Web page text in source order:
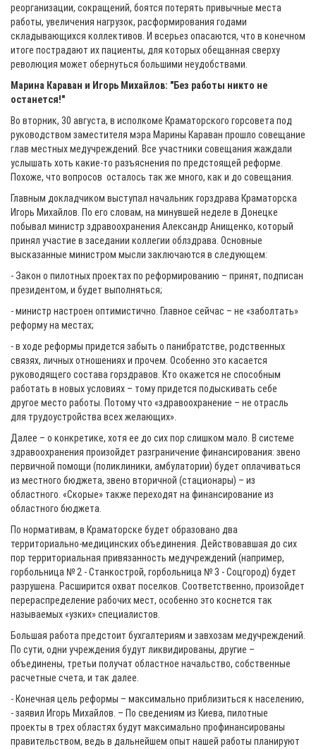
реорганизации, сокращений, боятся потерять привычные места
работы, увеличения нагрузок, расформирования годами
складывающихся коллективов. И всерьез опасаются, что в конечном
итоге пострадают их пациенты, для которых обещанная сверху
революция может обернуться большими неудобствами.
Марина Караван и Игорь Михайлов: "Без работы никто не
останется!"
Во вторник, 30 августа, в исполкоме Краматорского горсовета под
руководством заместителя мэра Марины Караван прошло совещание
глав местных медучреждений. Все участники совещания жаждали
услышать хоть какие-то разъяснения по предстоящей реформе.
Похоже, что вопросов осталось так же много, как и до совещания.
Главным докладчиком выступал начальник горздрава Краматорска
Игорь Михайлов. По его словам, на минувшей неделе в Донецке
побывал министр здравоохранения Александр Анищенко, который
принял участие в заседании коллегии облздрава. Основные
высказанные министром мысли заключаются в следующем:
- Закон о пилотных проектах по реформированию – принят, подписан
президентом, и будет выполняться;
- министр настроен оптимистично. Главное сейчас – не «заболтать»
реформу на местах;
- в ходе реформы придется забыть о панибратстве, родственных
связях, личных отношениях и прочем. Особенно это касается
руководящего состава горздравов. Кто окажется не способным
работать в новых условиях – тому придется подыскивать себе
другое место работы. Потому что «здравоохранение – не отрасль
для трудоустройства всех желающих».
Далее – о конкретике, хотя ее до сих пор слишком мало. В системе
здравоохранения произойдет разграничение финансирования: звено
первичной помощи (поликлиники, амбулатории) будет оплачиваться
из местного бюджета, звено вторичной (стационары) – из
областного. «Скорые» также переходят на финансирование из
областного бюджета.
По нормативам, в Краматорске будет образовано два
территориально-медицинских объединения. Действовавшая до сих
пор территориальная привязанность медучреждений (например,
горбольница № 2 - Станкострой, горбольница № 3 - Соцгород) будет
разрушена. Расширится охват поселков. Соответственно, произойдет
перераспределение рабочих мест, особенно это коснется так
называемых «узких» специалистов.
Большая работа предстоит бухгалтериям и завхозам медучреждений.
По сути, одни учреждения будут ликвидированы, другие –
объединены, третьи получат областное начальство, собственные
расчетные счета, и так далее.
- Конечная цель реформы – максимально приблизиться к населению,
- заявил Игорь Михайлов. – По сведениям из Киева, пилотные
проекты в трех областях будут максимально профинансированы
правительством, ведь в дальнейшем опыт нашей работы планируют